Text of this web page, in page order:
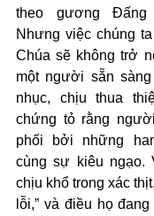
theo gương
Nhưng việc chúng
Chúa sẽ không trở
một người sẵn
nhục, chịu thua
chứng tỏ rằng
phối bởi những
cùng sự kiêu ngạo.
chịu khổ trong xác
lỗi,” và điều họ